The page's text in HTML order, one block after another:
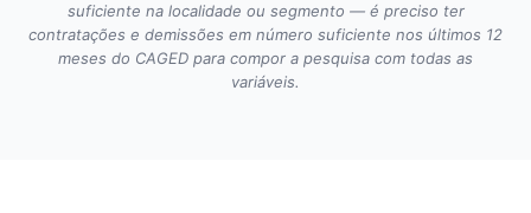
suficiente na localidade ou segmento — é preciso ter
contratações e demissões em número suficiente nos últimos 12
meses do CAGED para compor a pesquisa com todas as
variáveis.